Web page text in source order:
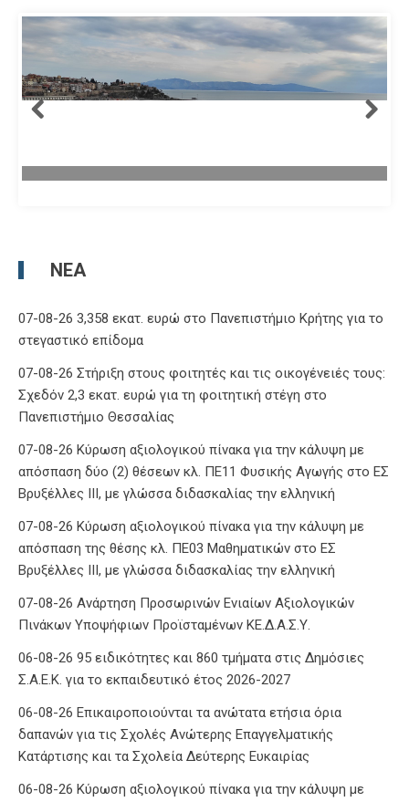
ΝΈΑ
07-08-26 3,358 εκατ. ευρώ στο Πανεπιστήμιο Κρήτης για το
στεγαστικό επίδομα
07-08-26 Στήριξη στους φοιτητές και τις οικογένειές τους:
Σχεδόν 2,3 εκατ. ευρώ για τη φοιτητική στέγη στο
Πανεπιστήμιο Θεσσαλίας
07-08-26 Κύρωση αξιολογικού πίνακα για την κάλυψη με
απόσπαση δύο (2) θέσεων κλ. ΠΕ11 Φυσικής Αγωγής στο ΕΣ
Βρυξέλλες ΙΙΙ, με γλώσσα διδασκαλίας την ελληνική
07-08-26 Κύρωση αξιολογικού πίνακα για την κάλυψη με
απόσπαση της θέσης κλ. ΠΕ03 Μαθηματικών στο ΕΣ
Βρυξέλλες ΙΙΙ, με γλώσσα διδασκαλίας την ελληνική
07-08-26 Ανάρτηση Προσωρινών Ενιαίων Αξιολογικών
Πινάκων Υποψήφιων Προϊσταμένων ΚΕ.Δ.Α.Σ.Υ.
06-08-26 95 ειδικότητες και 860 τμήματα στις Δημόσιες
Σ.Α.Ε.Κ. για το εκπαιδευτικό έτος 2026-2027
06-08-26 Επικαιροποιούνται τα ανώτατα ετήσια όρια
δαπανών για τις Σχολές Ανώτερης Επαγγελματικής
Κατάρτισης και τα Σχολεία Δεύτερης Ευκαιρίας
06-08-26 Κύρωση αξιολογικού πίνακα για την κάλυψη με